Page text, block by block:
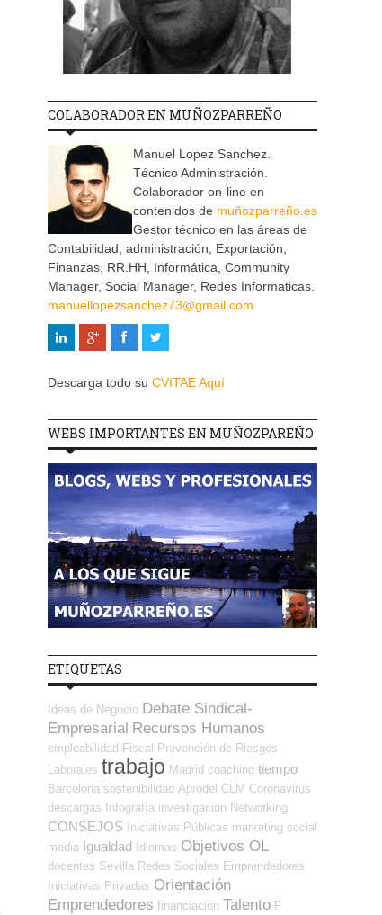
COLABORADOR EN MUÑOZPARREÑO
Manuel Lopez Sanchez.
Técnico Administración.
Colaborador on-line en
contenidos de muñozparreño.es
Gestor técnico en las áreas de
Contabilidad, administración, Exportación,
Finanzas, RR.HH, Informática, Community
Manager, Social Manager, Redes Informaticas.
manuellopezsanchez73@gmail.com
Descarga todo su CVITAE Aquí
WEBS IMPORTANTES EN MUÑOZPAREÑO
ETIQUETAS
Ideas de Negocio Debate Sindical-
Empresarial Recursos Humanos
empleabilidad Fiscal
Prevención de Riesgos
Laborales trabajo Madrid coaching tiempo
Barcelona sostenibilidad Aprodel CLM Coronavirus
descargas
Infografía investigación Networking
CONSEJOS Iniciativas Públicas marketing social
media Igualdad Idiomas Objetivos OL
docentes Sevilla Redes Sociales Emprendedores
Iniciativas Privadas Orientación
Emprendedores financiación Talento F